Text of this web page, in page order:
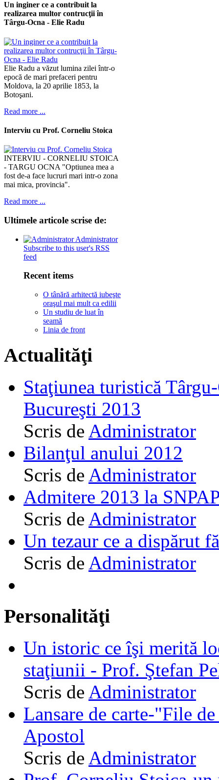
Un inginer ce a contribuit la
realizarea multor contrucţii în
Târgu-Ocna - Elie Radu
Elie Radu a văzut lumina zilei într-o
epocă de mari prefaceri pentru
Moldova, la 20 aprilie 1853, la
Botoşani.
Read more ...
Interviu cu Prof. Corneliu Stoica
INTERVIU - CORNELIU STOICA
- TARGU OCNA "Optiunea mea a
fost de-a face lucruri mari intr-o zona
mai mica, provincia".
Read more ...
Ultimele articole scrise de:
Administrator
Subscribe to this user's RSS
feed
Recent items
O tânără arhitectă iubeşte
oraşul mai mult ca edilii
Un studiu de luat în
seamă
Linia de front
Actualităţi
Staţiunea turistică
Bucureşti 2013
Scris de Administrator
Bilanţul anului 2012
Scris de Administrator
Admitere 2013 la
Scris de Administrator
Un tezaur ce a dispărut
Scris de Administrator
Personalităţi
Un istoric ce îşi merită
staţiunii - Prof. Ştefan
Scris de Administrator
Lansare de carte-"File
Apostol
Scris de Administrator